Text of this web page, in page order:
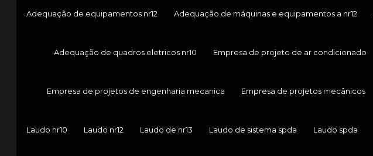
Adequação de equipamentos nr12 Adequação de máquinas e equipamentos a nr12
Adequação de quadros eletricos nr10 Empresa de projeto de ar condicionado
Empresa de projetos de engenharia mecanica Empresa de projetos mecânicos
Laudo nr10 Laudo nr12 Laudo de nr13 Laudo de sistema spda Laudo spda